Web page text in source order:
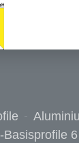
Basisprofile 6